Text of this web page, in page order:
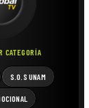
CATEGORÍA
S.O.S UNAM